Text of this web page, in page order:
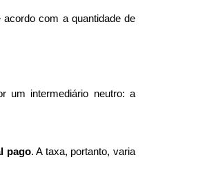
com a quantidade de
um intermediário neutro: a
pago. A taxa, portanto, varia